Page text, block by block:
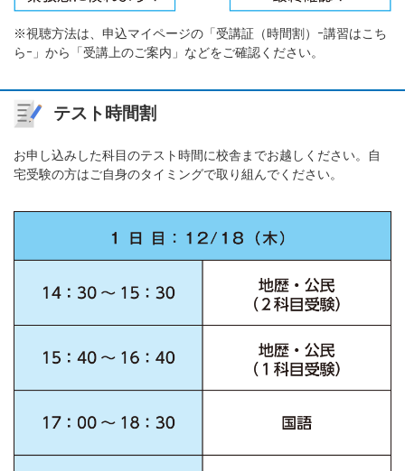
※視聴方法は、申込マイページの「受講証（時間割）ｰ講習はこち
らｰ」から「受講上のご案内」などをご確認ください。
テスト時間割
お申し込みした科目のテスト時間に校舎までお越しください。自
宅受験の方はご自身のタイミングで取り組んでください。